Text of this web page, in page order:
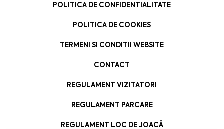
POLITICA DE CONFIDENTIALITATE
POLITICA DE COOKIES
TERMENI SI CONDITII WEBSITE
CONTACT
REGULAMENT VIZITATORI
REGULAMENT PARCARE
REGULAMENT LOC DE JOACĂ